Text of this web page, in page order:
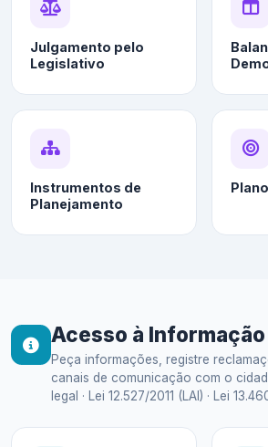
Julgamento pelo
Legislativo
Instrumentos de
Planejamento
Acesso à
Peça informações, registre
canais de comunicação com o
legal · Lei 12.527/2011 (LAI) · Lei